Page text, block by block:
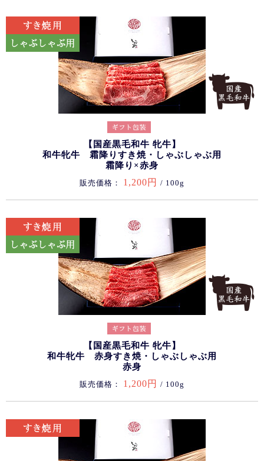
【国産黒毛和牛 牝牛】
和牛牝牛 霜降りすき焼・しゃぶしゃぶ用
霜降り×赤身
販売価格： 1,200円 / 100g
【国産黒毛和牛 牝牛】
和牛牝牛 赤身すき焼・しゃぶしゃぶ用
赤身
販売価格： 1,200円 / 100g